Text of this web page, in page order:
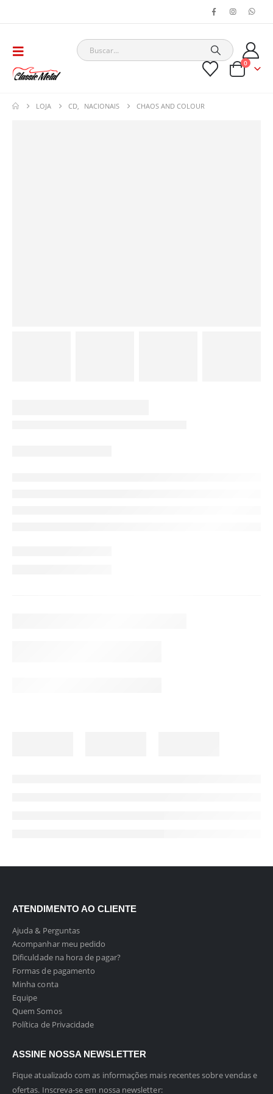
0
LOJA CD NACIONAIS CHAOS AND COLOUR
ATENDIMENTO AO CLIENTE
Ajuda & Perguntas
Acompanhar meu pedido
Dificuldade na hora de pagar?
Formas de pagamento
Minha conta
Equipe
Quem Somos
Política de Privacidade
ASSINE NOSSA NEWSLETTER
Fique atualizado com as informações mais recentes sobre vendas e
ofertas. Inscreva-se em nossa newsletter: